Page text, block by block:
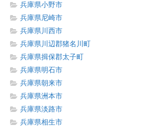
兵庫県小野市
兵庫県尼崎市
兵庫県川西市
兵庫県川辺郡猪名川町
兵庫県揖保郡太子町
兵庫県明石市
兵庫県朝来市
兵庫県洲本市
兵庫県淡路市
兵庫県相生市